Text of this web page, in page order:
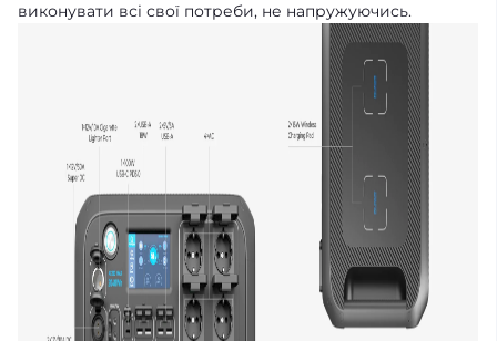
виконувати всі свої потреби, не напружуючись.